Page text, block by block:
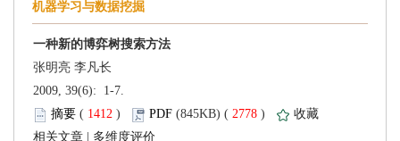
2009, 39(6): 1-7.
(
) 2778 )